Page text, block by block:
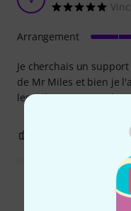
Je cherchais un
de Mr Miles et bien je
les Milestones que
Arrangement
Lire